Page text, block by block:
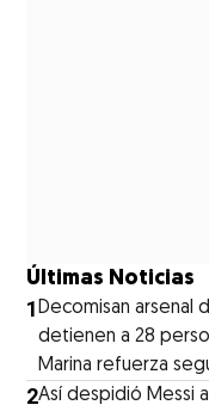
Últimas Noticias
1Decomisan arsenal
detienen a 28
Marina refuerza
2Así despidió Messi